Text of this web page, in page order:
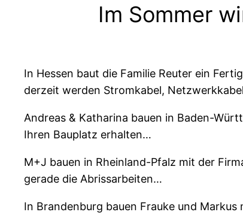
Im Sommer
In Hessen baut die Familie Reuter ein
derzeit werden Stromkabel,
Andreas & Katharina bauen in Baden-
Ihren Bauplatz erhalten…
M+J bauen in Rheinland-Pfalz mit der
gerade die Abrissarbeiten…
In Brandenburg bauen Frauke und Markus